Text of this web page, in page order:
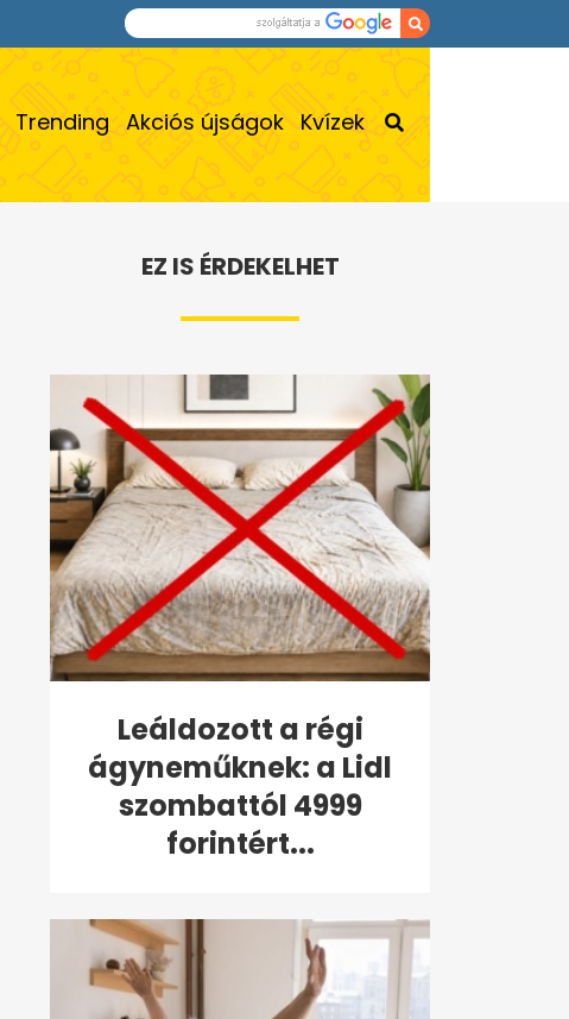
Trending Akciós újságok Kvízek
EZ IS ÉRDEKELHET
Leáldozott a régi
ágyneműknek: a Lidl
szombattól 4999
forintért...